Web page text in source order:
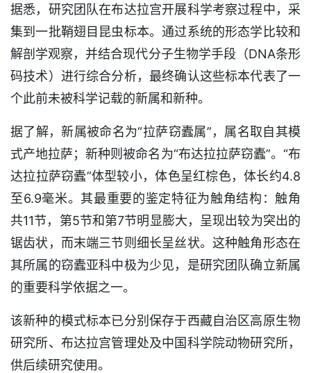
据悉，研究团队在布达拉宫开展科学考察过程中，采
集到一批鞘翅目昆虫标本。通过系统的形态学比较和
解剖学观察，并结合现代分子生物学手段（DNA条形
码技术）进行综合分析，最终确认这些标本代表了一
个此前未被科学记载的新属和新种。
据了解，新属被命名为“拉萨窃蠹属”，属名取自其模
式产地拉萨；新种则被命名为“布达拉拉萨窃蠹”。“布
达拉拉萨窃蠹”体型较小，体色呈红棕色，体长约4.8
至6.9毫米。其最重要的鉴定特征为触角结构：触角
共11节，第5节和第7节明显膨大，呈现出较为突出的
锯齿状，而末端三节则细长呈丝状。这种触角形态在
其所属的窃蠹亚科中极为少见，是研究团队确立新属
的重要科学依据之一。
该新种的模式标本已分别保存于西藏自治区高原生物
研究所、布达拉宫管理处及中国科学院动物研究所，
供后续研究使用。